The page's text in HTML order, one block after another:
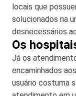
locais que
solucionados na
desnecessários
Os
Já os
encaminhados
usuário costuma